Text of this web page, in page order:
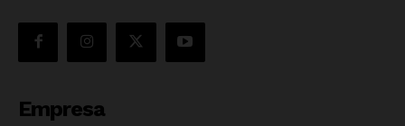
Empresa